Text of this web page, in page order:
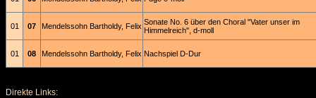
01 07 Mendelssohn Bartholdy, Felix Sonate No. 6 über den Choral "Vater unser im
Himmelreich", d-moll
01 08 Mendelssohn Bartholdy, Felix Nachspiel D-Dur
Direkte Links: